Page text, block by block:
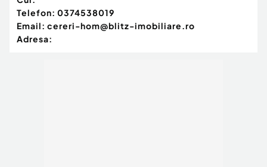
Telefon: 0374538019
Email: cereri-hom@blitz-imobiliare.ro
Adresa: